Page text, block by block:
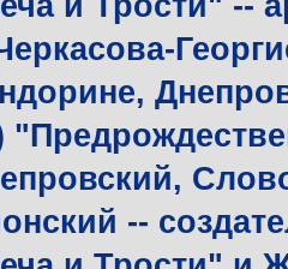
--